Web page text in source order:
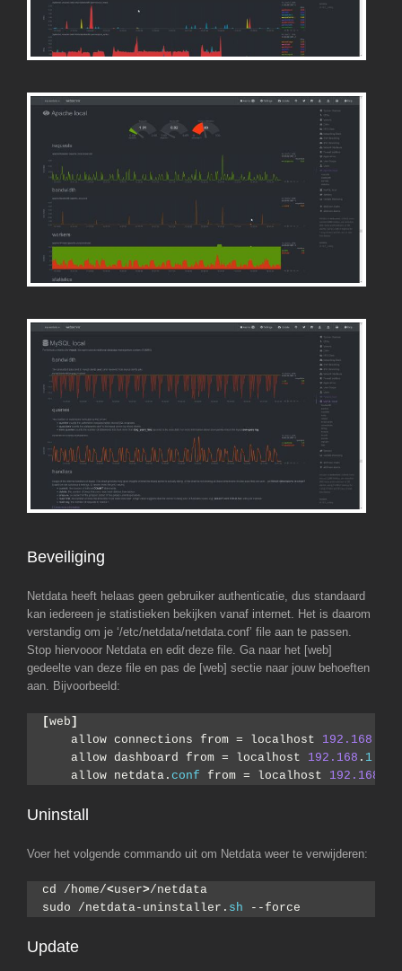
Beveiliging
Netdata heeft helaas geen gebruiker authenticatie, dus standaard
kan iedereen je statistieken bekijken vanaf internet. Het is daarom
verstandig om je ‘/etc/netdata/netdata.conf’ file aan te passen.
Stop hiervooor Netdata en edit deze file. Ga naar het [web]
gedeelte van deze file en pas de [web] sectie naar jouw behoeften
aan. Bijvoorbeeld:
[web ]
    allow connections from = localhost
192.168
    allow dashboard from = localhost
192.168 . 1
    allow netdata.
conf from = localhost 192.168
Uninstall
Voer het volgende commando uit om Netdata weer te verwijderen:
cd /home/<user>/netdata
sudo /netdata-uninstaller. sh --force
Update